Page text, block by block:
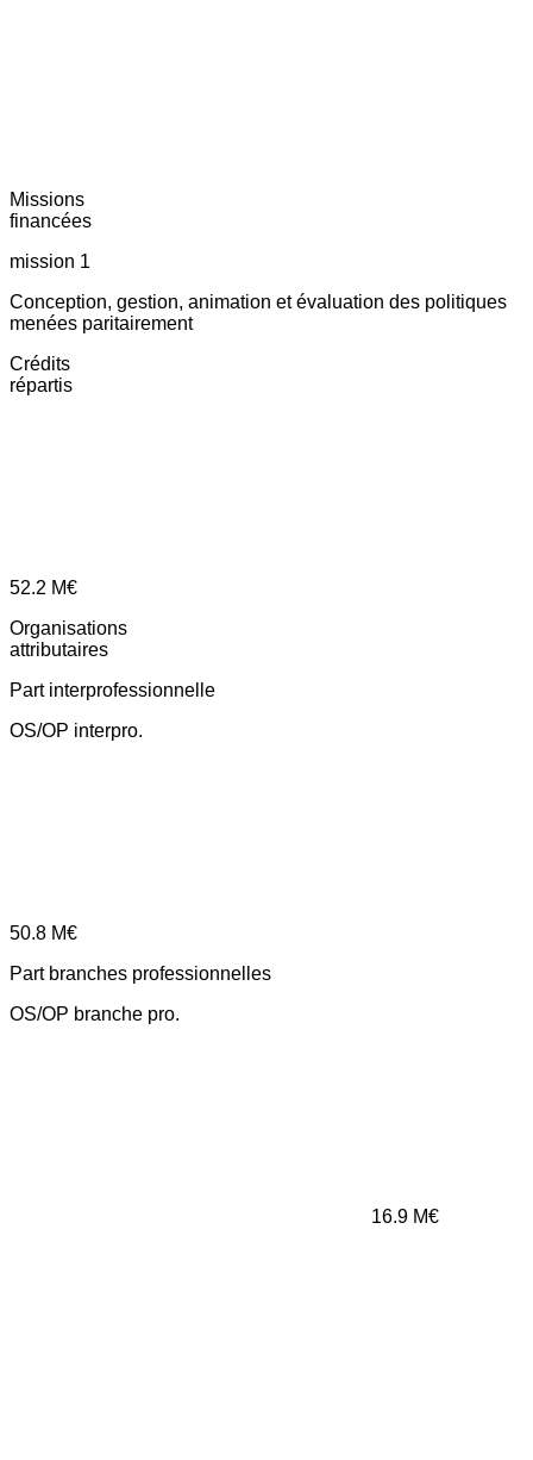
Missions
financées
mission 1
Conception, gestion, animation et évaluation des politiques
menées paritairement
Crédits
répartis
52.2 M€
Organisations
attributaires
Part interprofessionnelle
OS/OP interpro.
50.8 M€
Part branches professionnelles
OS/OP branche pro.
16.9 M€